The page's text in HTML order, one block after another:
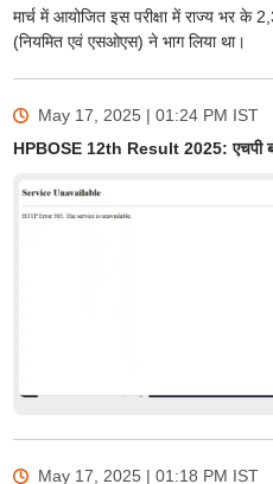
मार्च में आयोजित इस परीक्षा में राज्य भर के
(नियमित एवं एसओएस) ने भाग लिया था।
May 17, 2025 | 01:24 PM IST
HPBOSE 12th Result 2025: एचपी
May 17, 2025 | 01:18 PM IST